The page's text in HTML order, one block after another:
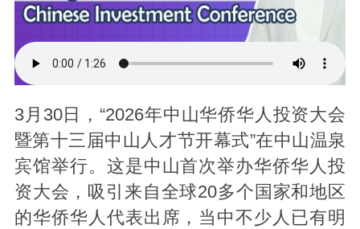
3月30日，“2026年中山华侨华人投资大会
暨第十三届中山人才节开幕式”在中山温泉
宾馆举行。这是中山首次举办华侨华人投
资大会，吸引来自全球20多个国家和地区
的华侨华人代表出席，当中不少人已有明